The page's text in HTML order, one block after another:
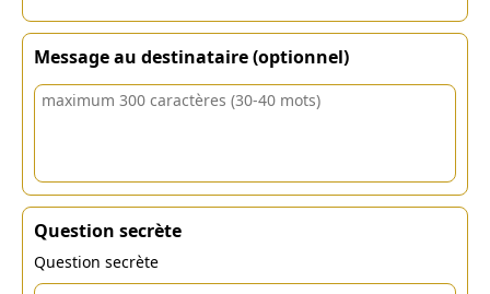
Message au destinataire (optionnel)
Question secrète
Question secrète